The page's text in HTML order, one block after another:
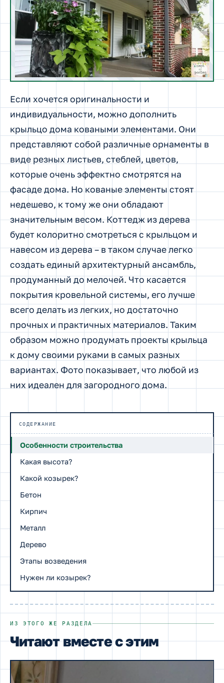
Если хочется оригинальности и
индивидуальности, можно дополнить
крыльцо дома коваными элементами. Они
представляют собой различные орнаменты в
виде резных листьев, стеблей, цветов,
которые очень эффектно смотрятся на
фасаде дома. Но кованые элементы стоят
недешево, к тому же они обладают
значительным весом. Коттедж из дерева
будет колоритно смотреться с крыльцом и
навесом из дерева – в таком случае легко
создать единый архитектурный ансамбль,
продуманный до мелочей. Что касается
покрытия кровельной системы, его лучше
всего делать из легких, но достаточно
прочных и практичных материалов. Таким
образом можно продумать проекты крыльца
к дому своими руками в самых разных
вариантах. Фото показывает, что любой из
них идеален для загородного дома.
СОДЕРЖАНИЕ
Особенности строительства
Какая высота?
Какой козырек?
Бетон
Кирпич
Металл
Дерево
Этапы возведения
Нужен ли козырек?
ИЗ ЭТОГО ЖЕ РАЗДЕЛА
Читают вместе с этим